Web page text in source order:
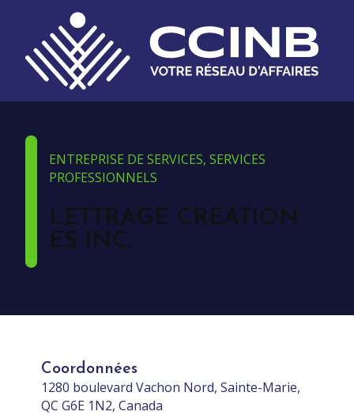
ENTREPRISE DE SERVICES, SERVICES
PROFESSIONNELS
LETTRAGE CREATION
ES INC.
Coordonnées
1280 boulevard Vachon Nord, Sainte-Marie,
QC G6E 1N2, Canada